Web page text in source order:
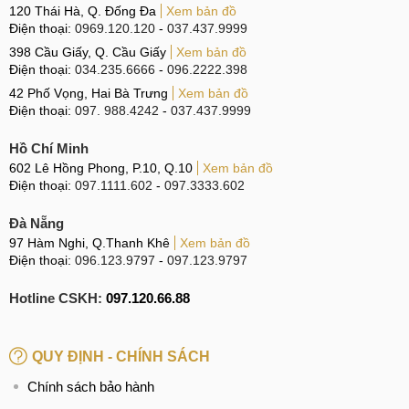
điều khiển các thiết bị thông minh trong nhà bằng giọng nói.
Bên cạnh đó, Xiao AI còn có thể kiểm tra thông tin thời tiết
hoặc dịch thuật nhanh chóng.
Ngoài ra, Mi Band thế hệ 4 còn có thể kết nối với điện thoại
và điều chỉnh bài hát cực nhạy, kèm theo nhiều chức năng
như tăng giảm âm lượng, chuyển bài trước hoặc kế tiếp,
play hoặc dừng nhạc.
trang bị tính năng chống nước 5ATM, có khả năng kháng
nước ở độ sâu 50m, thông qua trải nghiệm thực tế cho thấy
120 Thái Hà, Q. Đống Đa
Xem bản đồ
Điện thoại: 0969.120.120 - 037.437.9999
398 Cầu Giấy, Q. Cầu Giấy
Xem bản đồ
Điện thoại: 034.235.6666 - 096.2222.398
42 Phố Vọng, Hai Bà Trưng
Xem bản đồ
Điện thoại: 097. 988.4242 - 037.437.9999
Hồ Chí Minh
602 Lê Hồng Phong, P.10, Q.10
Xem bản đồ
Điện thoại: 097.1111.602 - 097.3333.602
Đà Nẵng
97 Hàm Nghi, Q.Thanh Khê
Xem bản đồ
Điện thoại: 096.123.9797 - 097.123.9797
Hotline CSKH: 097.120.66.88
QUY ĐỊNH - CHÍNH SÁCH
Chính sách bảo hành